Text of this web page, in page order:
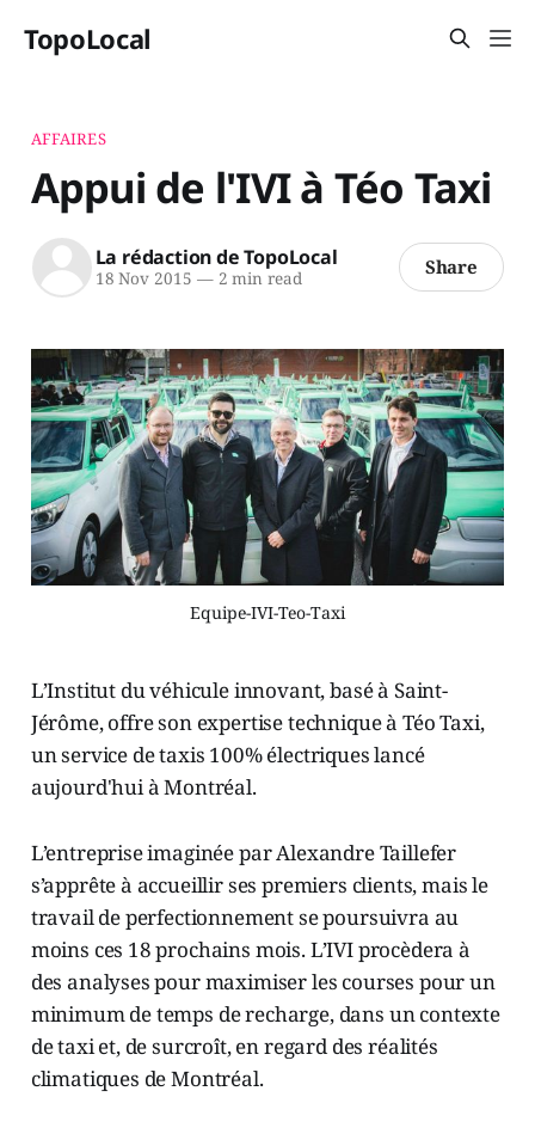
TopoLocal
AFFAIRES
Appui de l'IVI à Téo Taxi
La rédaction de TopoLocal
18 Nov 2015 —2 min read Share
Equipe-IVI-Teo-Taxi
L’Institut du véhicule innovant, basé à Saint-
Jérôme, offre son expertise technique à Téo Taxi,
un service de taxis 100% électriques lancé
aujourd'hui à Montréal.
L’entreprise imaginée par Alexandre Taillefer
s’apprête à accueillir ses premiers clients, mais le
travail de perfectionnement se poursuivra au
moins ces 18 prochains mois. L’IVI procèdera à
des analyses pour maximiser les courses pour un
minimum de temps de recharge, dans un contexte
de taxi et, de surcroît, en regard des réalités
climatiques de Montréal.